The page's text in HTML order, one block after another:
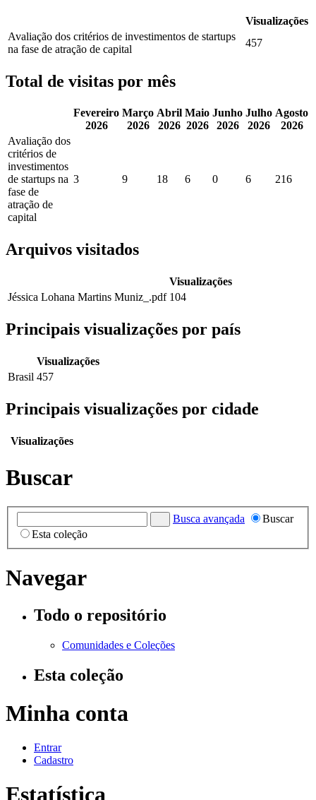
Visualizações
Avaliação dos critérios de investimentos de startups
na fase de atração de capital
457
Total de visitas por mês
Fevereiro
2026
Março
2026
Abril
2026
Maio
2026
Junho
2026
Julho
2026
Agosto
2026
Avaliação dos
critérios de
investimentos
de startups na
fase de
atração de
capital
3 9 18 6 0 6 216
Arquivos visitados
Visualizações
Jéssica Lohana Martins Muniz_.pdf 104
Principais visualizações por país
Visualizações
Brasil 457
Principais visualizações por cidade
Visualizações
Buscar
Busca avançada
Buscar
Esta coleção
Navegar
Todo o repositório
Comunidades e Coleções
Esta coleção
Minha conta
Entrar
Cadastro
Estatística